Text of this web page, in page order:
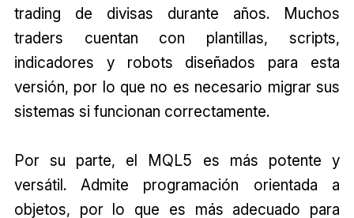
trading de divisas durante años. Muchos
traders cuentan con plantillas, scripts,
indicadores y robots diseñados para esta
versión, por lo que no es necesario migrar sus
sistemas si funcionan correctamente.
Por su parte, el MQL5 es más potente y
versátil. Admite programación orientada a
objetos, por lo que es más adecuado para